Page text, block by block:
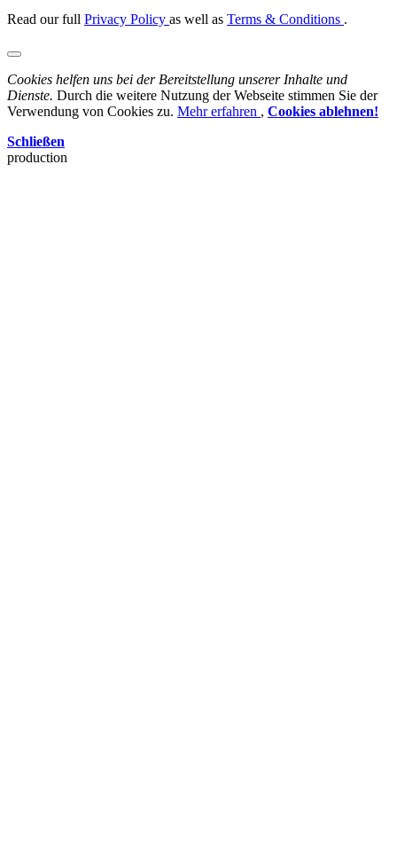
Read our full Privacy Policy as well as Terms & Conditions .
Cookies helfen uns bei der Bereitstellung unserer Inhalte und
Dienste. Durch die weitere Nutzung der Webseite stimmen Sie der
Verwendung von Cookies zu. Mehr erfahren , Cookies ablehnen!
Schließen
production